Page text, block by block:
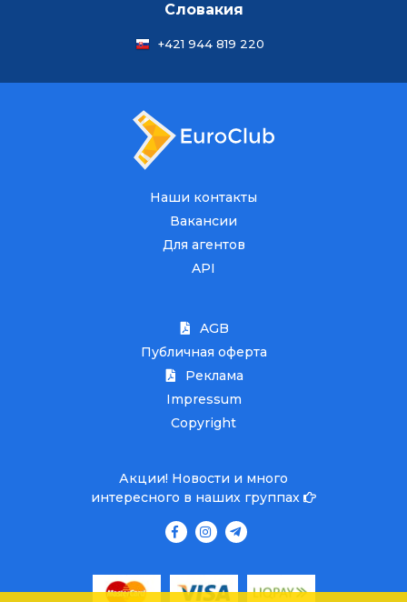
Словакия
+421 944 819 220
Наши контакты
Вакансии
Для агентов
API
AGB
Публичная оферта
Реклама
Impressum
Copyright
Акции! Новости и много
интересного в наших группах